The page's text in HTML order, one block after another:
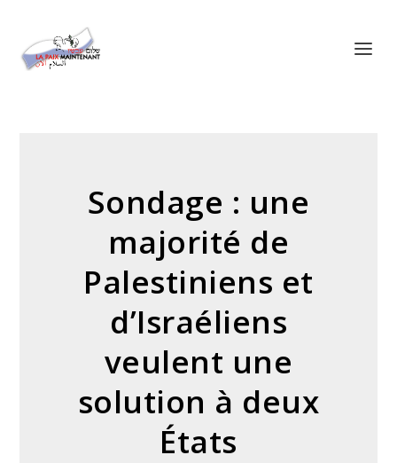
Sondage : une
majorité de
Palestiniens et
d’Israéliens
veulent une
solution à deux
États